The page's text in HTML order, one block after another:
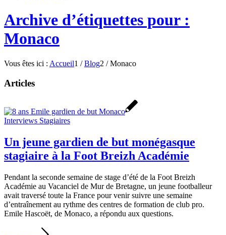
Archive d’étiquettes pour :
Monaco
Vous êtes ici : Accueil1 / Blog2 / Monaco
Articles
Interviews Stagiaires
Un jeune gardien de but monégasque
stagiaire à la Foot Breizh Académie
Pendant la seconde semaine de stage d’été de la Foot Breizh
Académie au Vacanciel de Mur de Bretagne, un jeune footballeur
avait traversé toute la France pour venir suivre une semaine
d’entraînement au rythme des centres de formation de club pro.
Emile Hascoët, de Monaco, a répondu aux questions.